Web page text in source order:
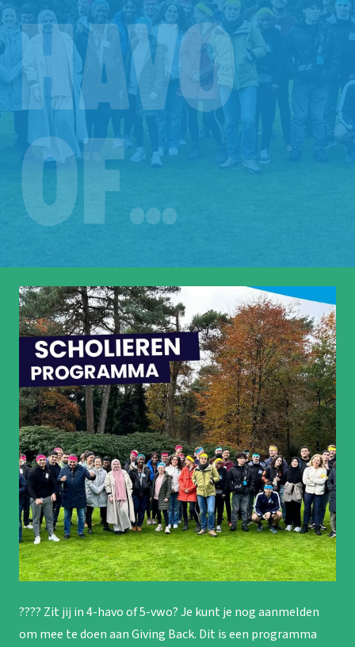
havo
of…
???? Zit jij in 4-havo of 5-vwo? Je kunt je nog aanmelden
om mee te doen aan Giving Back. Dit is een programma